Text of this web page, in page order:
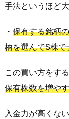
手法というほど
・ 保有する銘柄
柄を選んでS株
この買い方をする
保有株数を増やす
入金力が高くな